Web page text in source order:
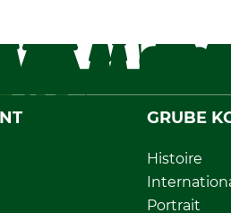
GRUBE
Histoire
Portrait